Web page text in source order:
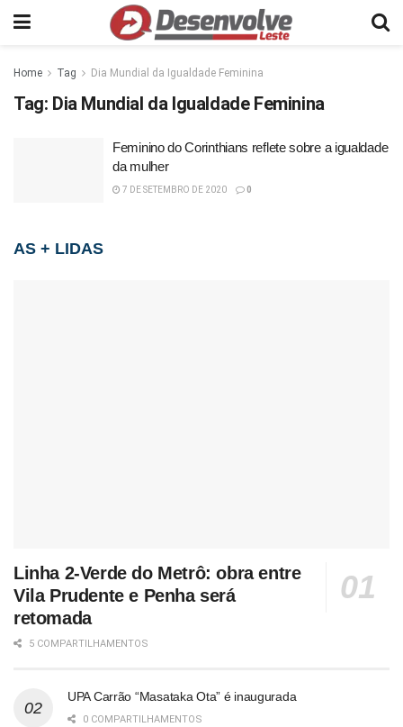
Home Tag Dia Mundial da Igualdade Feminina
Tag: Dia Mundial da Igualdade Feminina
Feminino do Corinthians reflete sobre a igualdade
da mulher
7 DE SETEMBRO DE 2020 0
AS + LIDAS
Linha 2-Verde do Metrô: obra entre
Vila Prudente e Penha será
retomada
5 COMPARTILHAMENTOS
UPA Carrão “Masataka Ota” é inaugurada
0 COMPARTILHAMENTOS